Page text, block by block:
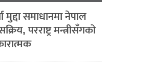
मुद्दा समाधानमा नेपाल
परराष्ट्र मन्त्रीसँगको